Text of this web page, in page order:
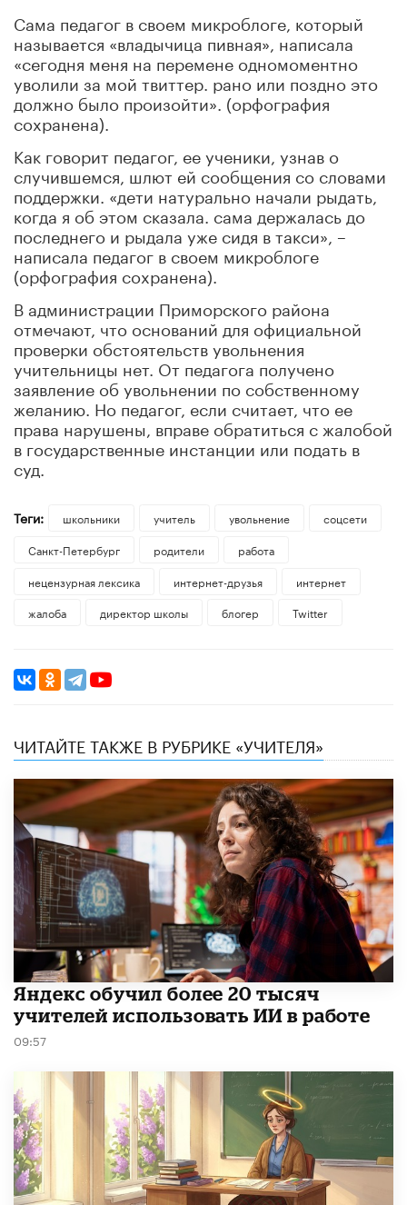
Сама педагог в своем микроблоге, который
называется «владычица пивная», написала
«сегодня меня на перемене одномоментно
уволили за мой твиттер. рано или поздно это
должно было произойти». (орфография
сохранена).
Как говорит педагог, ее ученики, узнав о
случившемся, шлют ей сообщения со словами
поддержки. «дети натурально начали рыдать,
когда я об этом сказала. сама держалась до
последнего и рыдала уже сидя в такси», –
написала педагог в своем микроблоге
(орфография сохранена).
В администрации Приморского района
отмечают, что оснований для официальной
проверки обстоятельств увольнения
учительницы нет. От педагога получено
заявление об увольнении по собственному
желанию. Но педагог, если считает, что ее
права нарушены, вправе обратиться с жалобой
в государственные инстанции или подать в
суд.
Теги: школьники учитель увольнение
соцсети
Санкт-Петербург
родители
работа
нецензурная лексика
интернет-друзья
интернет
жалоба
директор школы блогер Twitter
ЧИТАЙТЕ ТАКЖЕ В РУБРИКЕ «УЧИТЕЛЯ»
​Яндекс обучил более 20 тысяч
учителей использовать ИИ в работе
09:57